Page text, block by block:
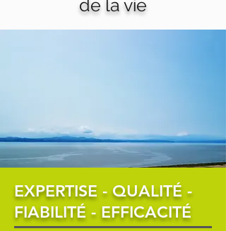
de la vie
EXPERTISE - QUALITÉ -
FIABILITÉ - EFFICACITÉ